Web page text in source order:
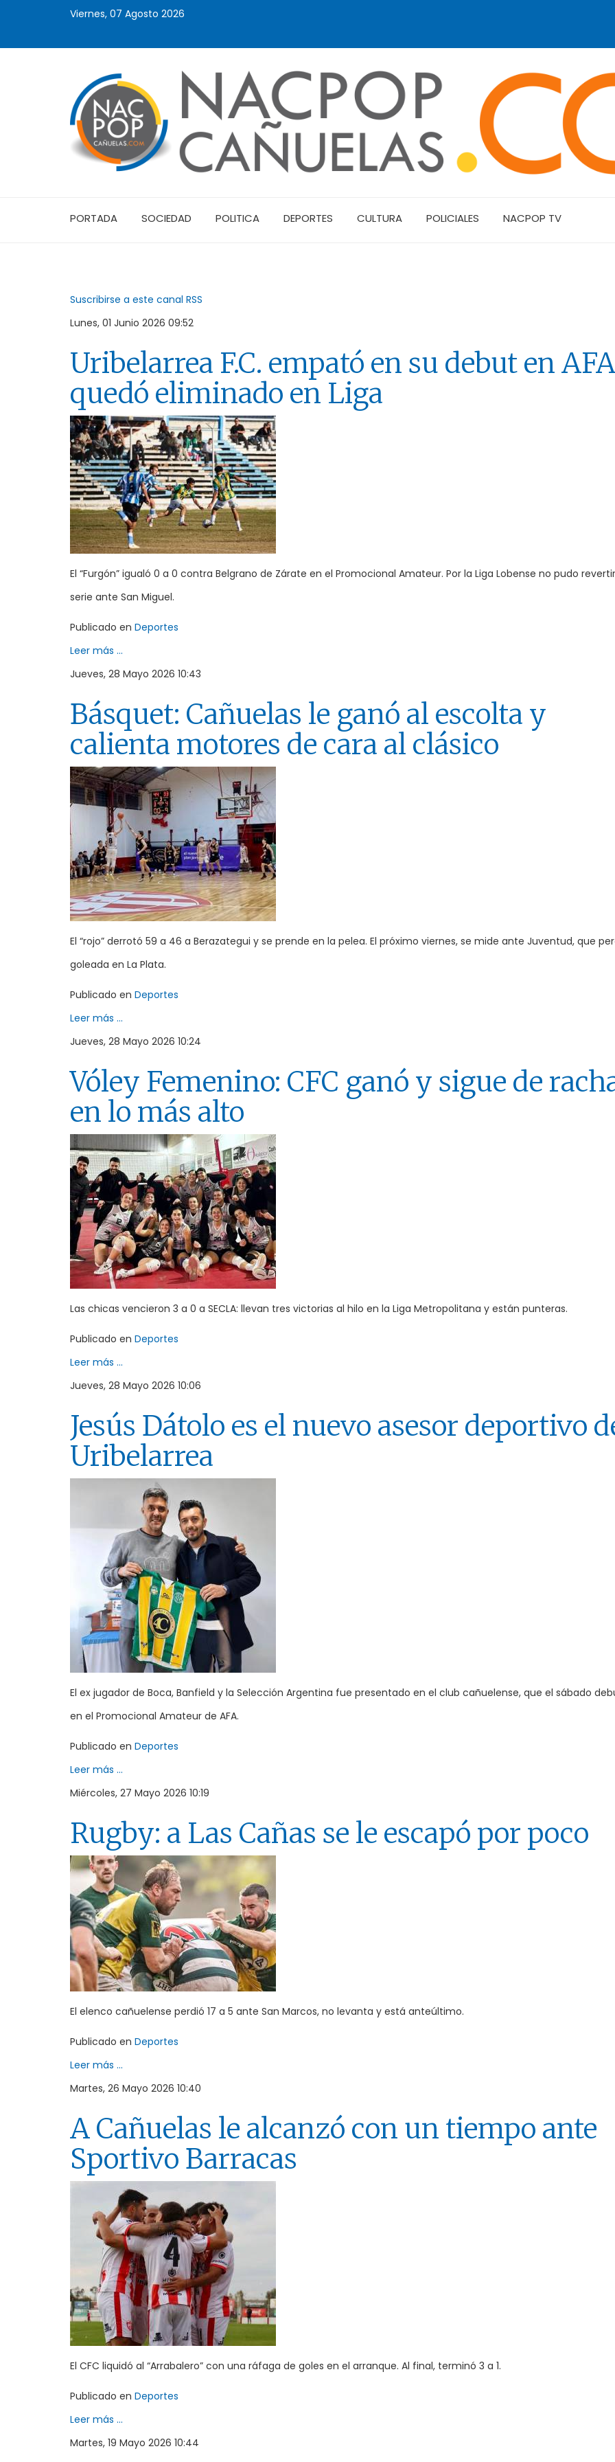
Viernes, 07 Agosto 2026
PORTADA SOCIEDAD POLITICA DEPORTES CULTURA POLICIALES NACPOP TV
Suscribirse a este canal RSS
Lunes, 01 Junio 2026 09:52
Uribelarrea F.C. empató en su debut en
quedó eliminado en Liga
El “Furgón” igualó 0 a 0 contra Belgrano de Zárate en el Promocional Amateur. Por la Liga Lobense no pudo
serie ante San Miguel.
Publicado en Deportes
Leer más ...
Jueves, 28 Mayo 2026 10:43
Básquet: Cañuelas le ganó al escolta y
calienta motores de cara al clásico
El “rojo” derrotó 59 a 46 a Berazategui y se prende en la pelea. El próximo viernes, se mide ante Juventud, que
goleada en La Plata.
Publicado en Deportes
Leer más ...
Jueves, 28 Mayo 2026 10:24
Vóley Femenino: CFC ganó y sigue de
en lo más alto
Las chicas vencieron 3 a 0 a SECLA: llevan tres victorias al hilo en la Liga Metropolitana y están punteras.
Publicado en Deportes
Leer más ...
Jueves, 28 Mayo 2026 10:06
Jesús Dátolo es el nuevo asesor deportivo
Uribelarrea
El ex jugador de Boca, Banfield y la Selección Argentina fue presentado en el club cañuelense, que el sábado
en el Promocional Amateur de AFA.
Publicado en Deportes
Leer más ...
Miércoles, 27 Mayo 2026 10:19
Rugby: a Las Cañas se le escapó por poco
El elenco cañuelense perdió 17 a 5 ante San Marcos, no levanta y está anteúltimo.
Publicado en Deportes
Leer más ...
Martes, 26 Mayo 2026 10:40
A Cañuelas le alcanzó con un tiempo ante
Sportivo Barracas
El CFC liquidó al “Arrabalero” con una ráfaga de goles en el arranque. Al final, terminó 3 a 1.
Publicado en Deportes
Leer más ...
Martes, 19 Mayo 2026 10:44